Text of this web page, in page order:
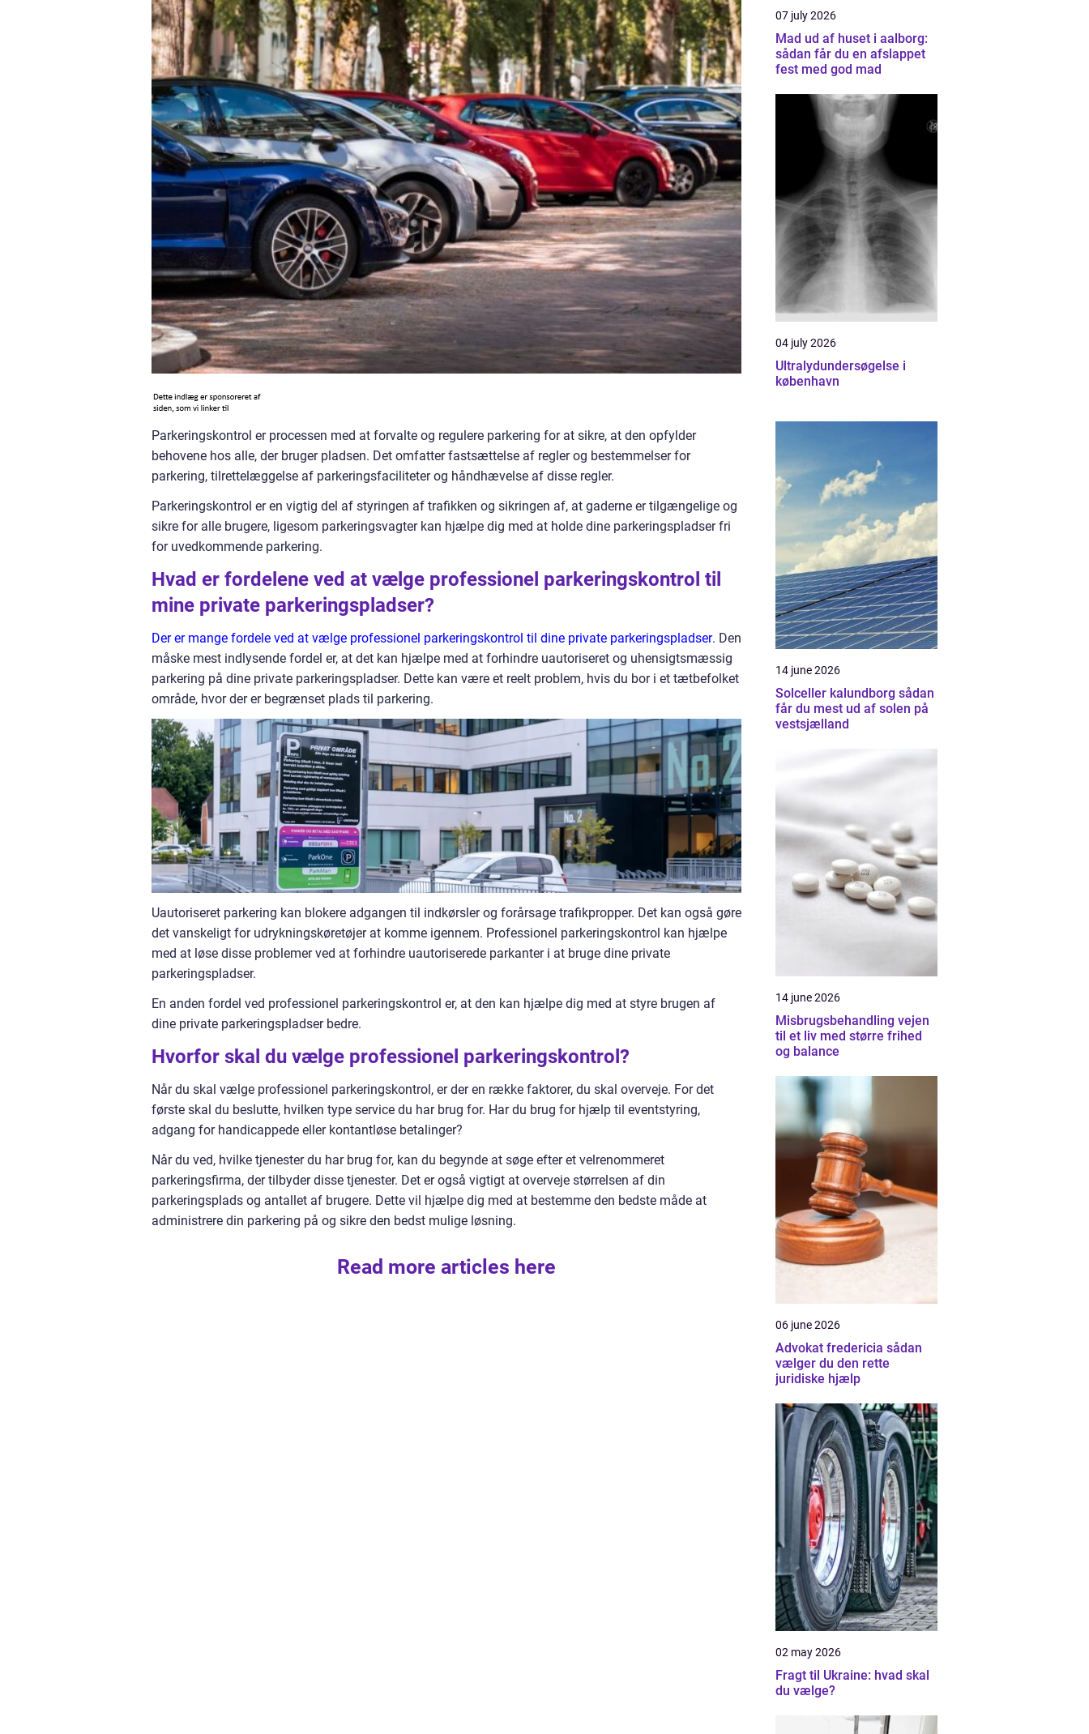
Parkeringskontrol er processen med at forvalte og regulere parkering for at sikre, at den opfylder
behovene hos alle, der bruger pladsen. Det omfatter fastsættelse af regler og bestemmelser for
parkering, tilrettelæggelse af parkeringsfaciliteter og håndhævelse af disse regler.
Parkeringskontrol er en vigtig del af styringen af trafikken og sikringen af, at gaderne er tilgængelige og
sikre for alle brugere, ligesom parkeringsvagter kan hjælpe dig med at holde dine parkeringspladser fri
for uvedkommende parkering.
Hvad er fordelene ved at vælge professionel parkeringskontrol til
mine private parkeringspladser?
Der er mange fordele ved at vælge professionel parkeringskontrol til dine private parkeringspladser. Den
måske mest indlysende fordel er, at det kan hjælpe med at forhindre uautoriseret og uhensigtsmæssig
parkering på dine private parkeringspladser. Dette kan være et reelt problem, hvis du bor i et tætbefolket
område, hvor der er begrænset plads til parkering.
Uautoriseret parkering kan blokere adgangen til indkørsler og forårsage trafikpropper. Det kan også gøre
det vanskeligt for udrykningskøretøjer at komme igennem. Professionel parkeringskontrol kan hjælpe
med at løse disse problemer ved at forhindre uautoriserede parkanter i at bruge dine private
parkeringspladser.
En anden fordel ved professionel parkeringskontrol er, at den kan hjælpe dig med at styre brugen af
dine private parkeringspladser bedre.
Hvorfor skal du vælge professionel parkeringskontrol?
Når du skal vælge professionel parkeringskontrol, er der en række faktorer, du skal overveje. For det
første skal du beslutte, hvilken type service du har brug for. Har du brug for hjælp til eventstyring,
adgang for handicappede eller kontantløse betalinger?
Når du ved, hvilke tjenester du har brug for, kan du begynde at søge efter et velrenommeret
parkeringsfirma, der tilbyder disse tjenester. Det er også vigtigt at overveje størrelsen af din
parkeringsplads og antallet af brugere. Dette vil hjælpe dig med at bestemme den bedste måde at
administrere din parkering på og sikre den bedst mulige løsning.
Read more articles here
07 july 2026
Mad ud af huset i aalborg:
sådan får du en afslappet
fest med god mad
04 july 2026
Ultralydundersøgelse i
københavn
14 june 2026
Solceller kalundborg sådan
får du mest ud af solen på
vestsjælland
14 june 2026
Misbrugsbehandling vejen
til et liv med større frihed
og balance
06 june 2026
Advokat fredericia sådan
vælger du den rette
juridiske hjælp
02 may 2026
Fragt til Ukraine: hvad skal
du vælge?